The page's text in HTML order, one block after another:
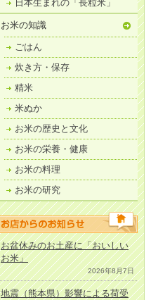
日本生まれの「長粒米」
お米の知識
ごはん
炊き方・保存
精米
米ぬか
お米の歴史と文化
お米の栄養・健康
お米の料理
お米の研究
お盆休みのお土産に「おいしい
お米」
2026年8月7日
地震（熊本県）影響による荷受